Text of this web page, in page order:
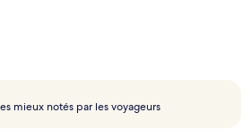
mieux notés par les voyageurs